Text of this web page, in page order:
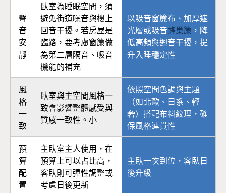
聲
音
安
靜
臥室為睡眠空間，須
避免街道噪音與樓上
回音干擾。若房屋是
臨路，要考慮窗簾做
為第二層隔音、吸音
機能的補充
以吸音窗簾布、加厚遮
光層或吸音蜂巢簾 ，降
低高頻與迴音干擾，提
升入睡穩定性
風
格
一
致
臥室與主空間風格一
致會影響整體感受與
質感一致性。小
依照空間色調與主題
（如北歐、日系、輕
奢）搭配布料紋理，確
保風格連貫性
預
算
配
置
主臥室主人使用，在
預算上可以占比高，
客臥則可彈性調整或
考慮日後更新
主臥一次到位，客臥日
後升級